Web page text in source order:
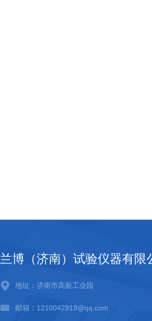
兰博（济南）试验仪器有限
地址：济南市高新工业园
邮箱：1210042919@qq.com